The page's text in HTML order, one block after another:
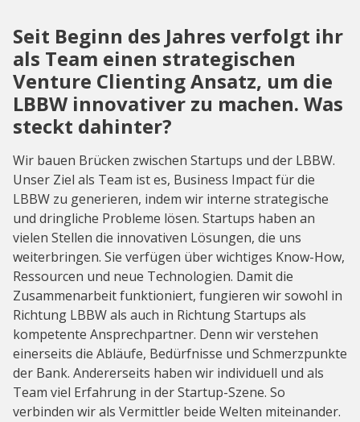
Seit Beginn des Jahres verfolgt ihr
als Team einen strategischen
Venture Clienting Ansatz, um die
LBBW innovativer zu machen. Was
steckt dahinter?
Wir bauen Brücken zwischen Startups und der LBBW.
Unser Ziel als Team ist es, Business Impact für die
LBBW zu generieren, indem wir interne strategische
und dringliche Probleme lösen. Startups haben an
vielen Stellen die innovativen Lösungen, die uns
weiterbringen. Sie verfügen über wichtiges Know-How,
Ressourcen und neue Technologien. Damit die
Zusammenarbeit funktioniert, fungieren wir sowohl in
Richtung LBBW als auch in Richtung Startups als
kompetente Ansprechpartner. Denn wir verstehen
einerseits die Abläufe, Bedürfnisse und Schmerzpunkte
der Bank. Andererseits haben wir individuell und als
Team viel Erfahrung in der Startup-Szene. So
verbinden wir als Vermittler beide Welten miteinander.